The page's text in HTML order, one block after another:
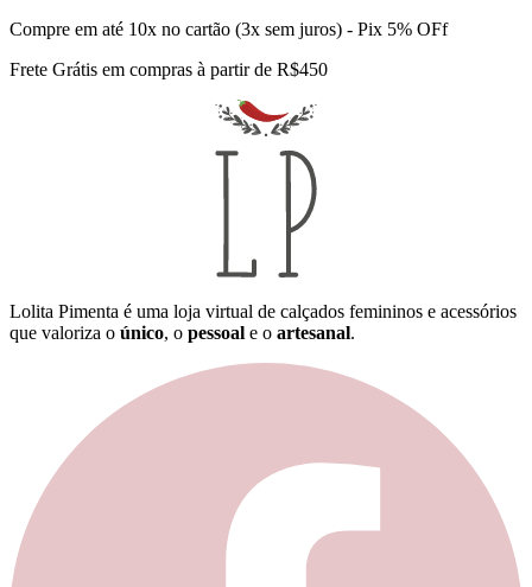
Compre em até 10x no cartão (3x sem juros) - Pix 5% OFf
Frete Grátis em compras à partir de R$450
Lolita Pimenta é uma loja virtual de calçados femininos e acessórios
que valoriza o único, o pessoal e o artesanal.